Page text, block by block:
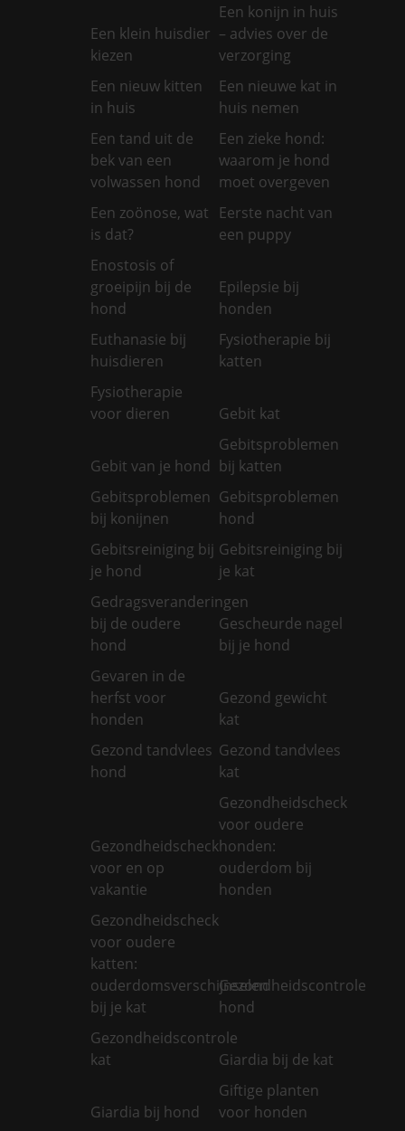
Een klein huisdier
kiezen
Een konijn in huis
– advies over de
verzorging
Een nieuw kitten
in huis
Een nieuwe kat in
huis nemen
Een tand uit de
bek van een
volwassen hond
Een zieke hond:
waarom je hond
moet overgeven
Een zoönose, wat
is dat?
Eerste nacht van
een puppy
Enostosis of
groeipijn bij de
hond
Epilepsie bij
honden
Euthanasie bij
huisdieren
Fysiotherapie bij
katten
Fysiotherapie
voor dieren
Gebit kat
Gebit van je hond
Gebitsproblemen
bij katten
Gebitsproblemen
bij konijnen
Gebitsproblemen
hond
Gebitsreiniging bij
je hond
Gebitsreiniging bij
je kat
Gedragsveranderingen
bij de oudere
hond
Gescheurde nagel
bij je hond
Gevaren in de
herfst voor
honden
Gezond gewicht
kat
Gezond tandvlees
hond
Gezond tandvlees
kat
Gezondheidscheck
voor en op
vakantie
Gezondheidscheck
voor oudere
honden:
ouderdom bij
honden
Gezondheidscheck
voor oudere
katten:
ouderdomsverschijnselen
bij je kat
Gezondheidscontrole
hond
Gezondheidscontrole
kat
Giardia bij de kat
Giardia bij hond
Giftige planten
voor honden